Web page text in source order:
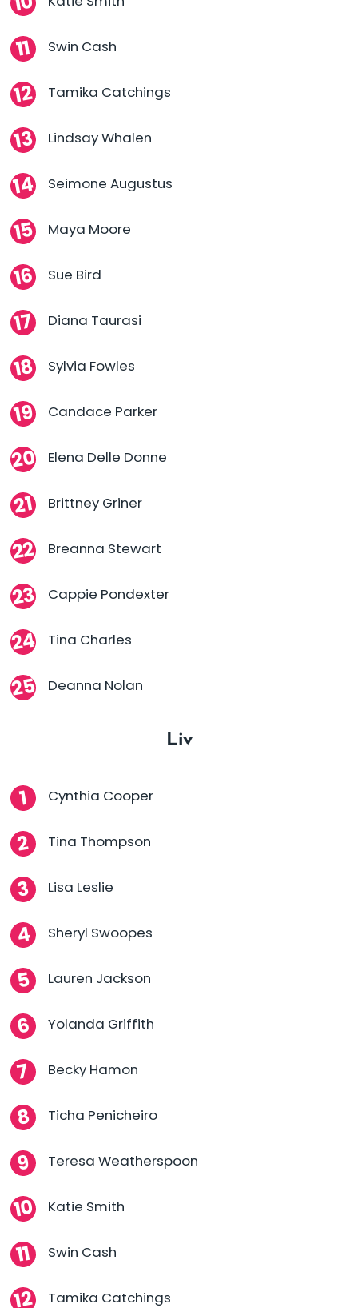
Swin Cash
Tamika Catchings
Lindsay Whalen
Seimone Augustus
Maya Moore
Sue Bird
Diana Taurasi
Sylvia Fowles
Candace Parker
Elena Delle Donne
Brittney Griner
Breanna Stewart
Cappie Pondexter
Tina Charles
Deanna Nolan
Liv
Cynthia Cooper
Tina Thompson
Lisa Leslie
Sheryl Swoopes
Lauren Jackson
Yolanda Griffith
Becky Hamon
Ticha Penicheiro
Teresa Weatherspoon
Katie Smith
Swin Cash
Tamika Catchings